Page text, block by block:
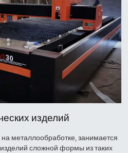
изделий
металлообработке, занимается
сложной формы из таких